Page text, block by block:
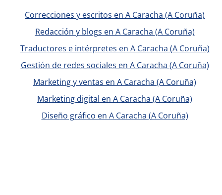
Correcciones y escritos en A Caracha (A Coruña)
Redacción y blogs en A Caracha (A Coruña)
Traductores e intérpretes en A Caracha (A Coruña)
Gestión de redes sociales en A Caracha (A Coruña)
Marketing y ventas en A Caracha (A Coruña)
Marketing digital en A Caracha (A Coruña)
Diseño gráfico en A Caracha (A Coruña)